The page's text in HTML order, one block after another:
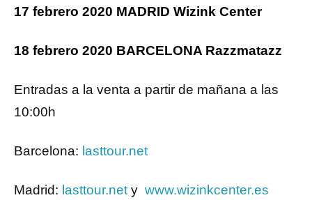
17 febrero 2020 MADRID Wizink Center
18 febrero 2020 BARCELONA Razzmatazz
Entradas a la venta a partir de mañana a las
10:00h
Barcelona: lasttour.net
Madrid: lasttour.net y www.wizinkcenter.es